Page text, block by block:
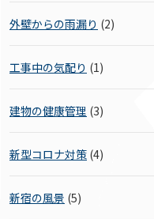
外壁からの雨漏り (2)
工事中の気配り (1)
建物の健康管理 (3)
新型コロナ対策 (4)
新宿の風景 (5)